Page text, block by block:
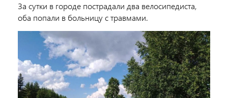
За сутки в городе пострадали два велосипедиста,
оба попали в больницу с травмами.